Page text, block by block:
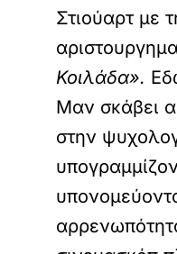
Στιούαρτ με
Κοιλάδα».
Μαν σκάβει
στην